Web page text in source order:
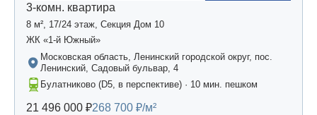
3-комн. квартира
8 м², 17/24 этаж, Секция Дом 10
ЖК «1-й Южный»
Московская область, Ленинский городской округ, пос.
Ленинский, Садовый бульвар, 4
Булатниково (D5, в перспективе) · 10 мин. пешком
21 496 000 ₽268 700 ₽/м²